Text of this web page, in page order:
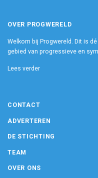
OVER PROGWERELD
Welkom bij Progwereld. Dit is
gebied van progressieve en
Lees verder
CONTACT
ADVERTEREN
DE STICHTING
TEAM
OVER ONS